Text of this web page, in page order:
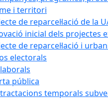
i territori
de reparcel·lació de la
inicial dels projectes
de reparcel·lació i
electorals
pública
temporals